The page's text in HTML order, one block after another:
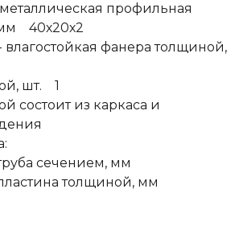
профильная
40х20х2
фанера толщиной,
шт. 1
состоит из каркаса и
сечением, мм
толщиной, мм